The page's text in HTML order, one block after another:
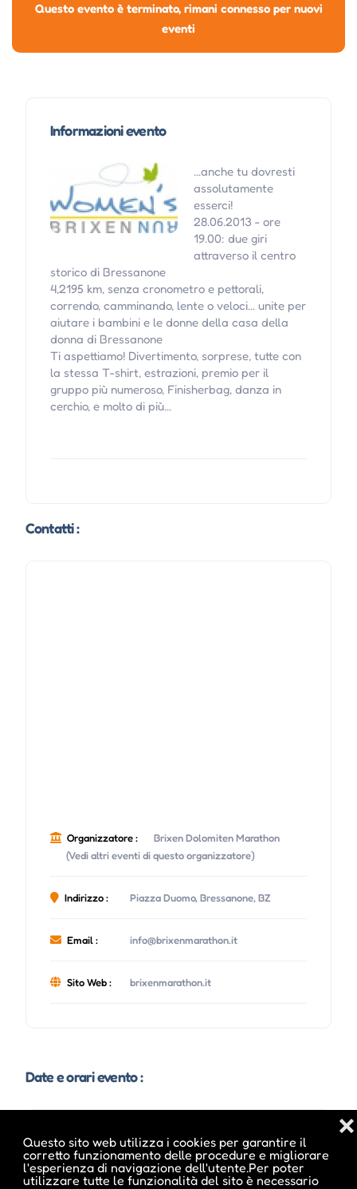
Questo sito web utilizza i cookies per garantire il
corretto funzionamento delle procedure e migliorare
l'esperienza di navigazione dell'utente.Per poter
utilizzare tutte le funzionalità del sito è necessario
❌
Questo evento è terminato, rimani connesso per nuovi
eventi
Informazioni evento
...anche tu dovresti
assolutamente
esserci!
28.06.2013 - ore
19.00: due giri
attraverso il centro
storico di Bressanone
4,2195 km, senza cronometro e pettorali,
correndo, camminando, lente o veloci... unite per
aiutare i bambini e le donne della casa della
donna di Bressanone
Ti aspettiamo! Divertimento, sorprese, tutte con
la stessa T-shirt, estrazioni, premio per il
gruppo più numeroso, Finisherbag, danza in
cerchio, e molto di più...
Contatti :
Organizzatore :
Brixen Dolomiten Marathon
(Vedi altri eventi di questo organizzatore)
Indirizzo : Piazza Duomo, Bressanone, BZ
Email : info@brixenmarathon.it
Sito Web : brixenmarathon.it
Date e orari evento :